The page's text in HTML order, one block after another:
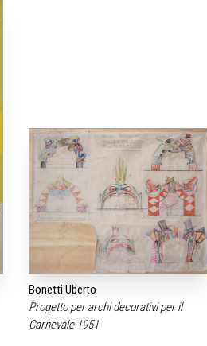
Bonetti Uberto
Progetto per archi decorativi per il
Carnevale 1951